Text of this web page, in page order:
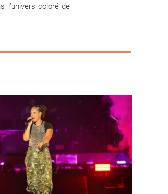
l’univers coloré de